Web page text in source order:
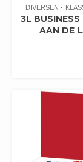
DIVERSEN
3L
AAN DE